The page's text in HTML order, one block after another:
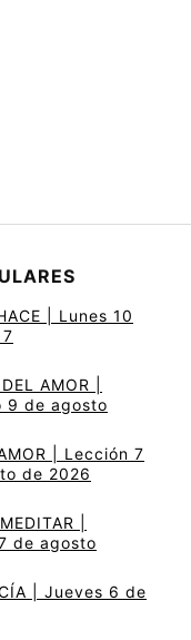
| Lunes 10
AMOR |
9 de agosto
| Lección 7
de 2026
|
de agosto
| Jueves 6 de